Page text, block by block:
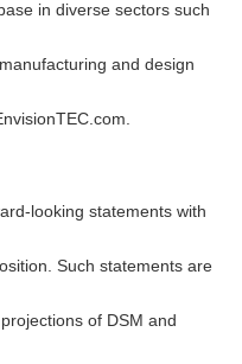
in diverse sectors such
and design
looking statements with
Such statements are
of DSM and